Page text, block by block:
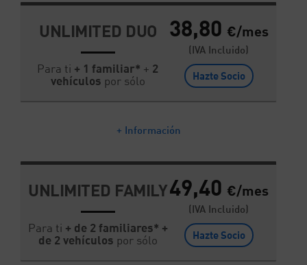
UNLIMITED DUO
Para ti + 1 familiar* + 2
vehículos por sólo
38,80 €/mes
(IVA Incluido)
Hazte Socio
+ Información
UNLIMITED FAMILY
Para ti + de 2 familiares* +
de 2 vehículos por sólo
49,40 €/mes
(IVA Incluido)
Hazte Socio